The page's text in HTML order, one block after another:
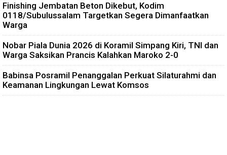
Finishing Jembatan Beton Dikebut, Kodim
0118/Subulussalam Targetkan Segera Dimanfaatkan
Warga
Nobar Piala Dunia 2026 di Koramil Simpang Kiri, TNI dan
Warga Saksikan Prancis Kalahkan Maroko 2-0
Babinsa Posramil Penanggalan Perkuat Silaturahmi dan
Keamanan Lingkungan Lewat Komsos